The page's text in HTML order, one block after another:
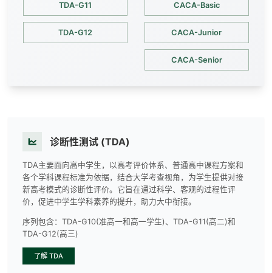
TDA-G11
TDA-G12
CACA-Basic
CACA-Junior
CACA-Senior
诊断性测试 (TDA)
TDA主要面向高中学生，以高考评价体系、普通高中课程方案和
各个学科课程标准为依据，结合大学考查视角，为学生提供对接
新高考模式的诊断性评价。它旨在通过科学、客观的过程性评
价，促进中学生学科素养的提升，助力大中衔接。
序列包含： TDA-G10(准高一和高一学生)、TDA-G11(高二)和
TDA-G12(高三)
了解 TDA